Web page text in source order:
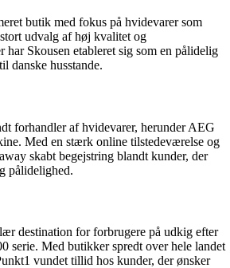
butik med fokus på hvidevarer som
udvalg af høj kvalitet og
har Skousen etableret sig som en pålidelig
danske husstande.
forhandler af hvidevarer, herunder AEG
Med en stærk online tilstedeværelse og
skabt begejstring blandt kunder, der
pålidelighed.
destination for forbrugere på udkig efter
serie. Med butikker spredt over hele landet
vundet tillid hos kunder, der ønsker